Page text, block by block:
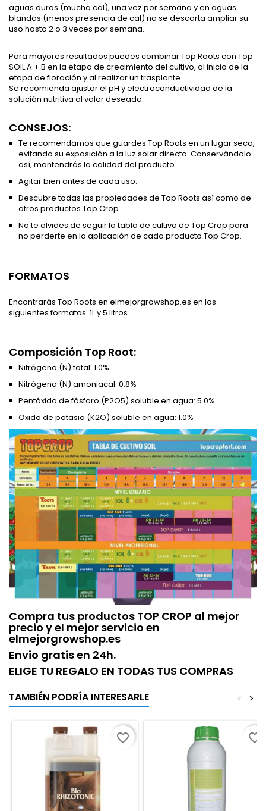
aguas duras (mucha cal), una vez por semana y en aguas
blandas (menos presencia de cal) no se descarta ampliar su
uso hasta 2 o 3 veces por semana.
Para mayores resultados puedes combinar Top Roots con Top
SOIL A + B en la etapa de crecimiento del cultivo, al inicio de la
etapa de floración y al realizar un trasplante.
Se recomienda ajustar el pH y electroconductividad de la
solución nutritiva al valor deseado.
CONSEJOS:
Te recomendamos que guardes Top Roots en un lugar seco,
evitando su exposición a la luz solar directa. Conservándolo
así, mantendrás la calidad del producto.
Agitar bien antes de cada uso.
Descubre todas las propiedades de Top Roots así como de
otros productos Top Crop.
No te olvides de seguir la tabla de cultivo de Top Crop para
no perderte en la aplicación de cada producto Top Crop.
FORMATOS
Encontrarás Top Roots en elmejorgrowshop.es en los
siguientes formatos: 1L y 5 litros.
Composición Top Root:
Nitrógeno (N) total: 1.0%
Nitrógeno (N) amoniacal: 0.8%
Pentóxido de fósforo (P2O5) soluble en agua: 5.0%
Oxido de potasio (K2O) soluble en agua: 1.0%
Compra tus productos TOP CROP al mejor
precio y el mejor servicio en
elmejorgrowshop.es
Envio gratis en 24h.
ELIGE TU REGALO EN TODAS TUS COMPRAS
TAMBIÉN PODRÍA INTERESARLE >
<
favorite_border favorite_border